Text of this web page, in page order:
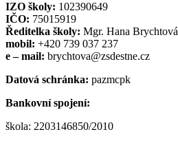
IZO školy: 102390649
IČO: 75015919
Ředitelka školy: Mgr. Hana Brychtová
mobil: +420 739 037 237
e – mail: brychtova@zsdestne.cz
Datová schránka: pazmcpk
Bankovní spojení:
škola: 2203146850/2010